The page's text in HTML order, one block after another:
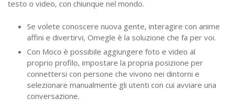
testo o video, con chiunque nel mondo.
Se volete conoscere nuova gente, interagire con anime
affini e divertirvi, Omegle è la soluzione che fa per voi.
Con Moco è possibile aggiungere foto e video al
proprio profilo, impostare la propria posizione per
connettersi con persone che vivono nei dintorni e
selezionare manualmente gli utenti con cui avviare una
conversazione.